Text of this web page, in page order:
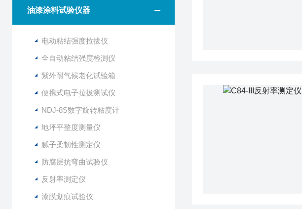
油漆涂料试验仪器
电动粘结强度拉拔仪
全自动粘结强度检测仪
紫外耐气候老化试验箱
便携式电子拉拔测试仪
NDJ-8S数字旋转粘度计
地坪平整度测量仪
腻子柔韧性测定仪
防腐层抗弯曲试验仪
反射率测定仪
漆膜划痕试验仪